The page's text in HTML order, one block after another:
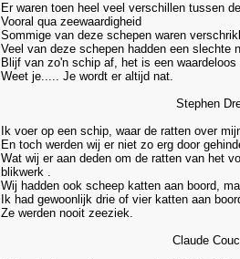
Er waren toen heel veel verschillen tussen
Vooral qua zeewaardigheid
Sommige van deze schepen waren
Veel van deze schepen hadden een slechte
Blijf van zo'n schip af, het is een waardeloos
Weet je..... Je wordt er altijd nat.
Stephen Drever-
Ik voer op een schip, waar de ratten over
En toch werden wij er niet zo erg door
Wat wij er aan deden om de ratten van het
blikwerk .
Wij hadden ook scheep katten aan boord,
Ik had gewoonlijk drie of vier katten aan
Ze werden nooit zeeziek.
Claude Couch-